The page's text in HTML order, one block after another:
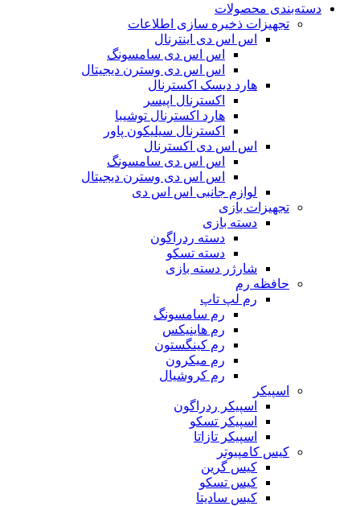
دسته‌بندی محصولات
تجهیزات ذخیره سازی اطلاعات
اس اس دی اینترنال
اس اس دی سامسونگ
اس اس دی وسترن دیجیتال
هارد دیسک اکسترنال
اکسترنال اپیسر
هارد اکسترنال توشیبا
اکسترنال سیلیکون پاور
اس اس دی اکسترنال
اس اس دی سامسونگ
اس اس دی وسترن دیجیتال
لوازم جانبی اس اس دی
تجهیزات بازی
دسته بازی
دسته ردراگون
دسته تسکو
شارژر دسته بازی
حافظه رم
رم لپ تاپ
رم سامسونگ
رم هاینیکس
رم کینگستون
رم میکرون
رم کروشیال
اسپیکر
اسپیکر ردراگون
اسپیکر تسکو
اسپیکر تازاتا
کیس کامپیوتر
کیس گرین
کیس تسکو
کیس سادیتا